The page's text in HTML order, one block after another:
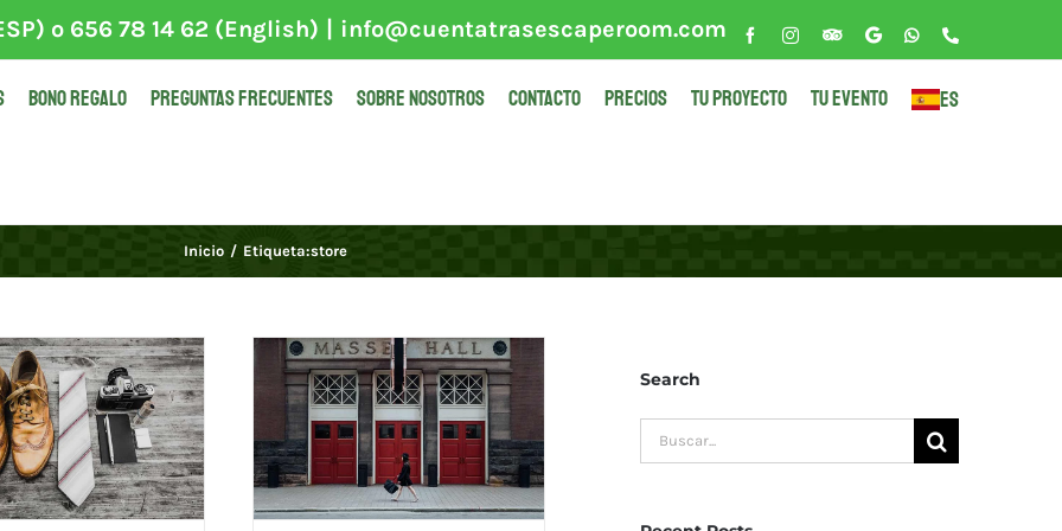
o 656 78 14 62 (English) info@cuentatrasescaperoom.com FacebookInstagramTripadvisor
GoogleWhatsApp
BONO REGALO PREGUNTAS FRECUENTES SOBRE NOSOTROS CONTACTO PRECIOS TU PROYECTO TU EVENTO ES
Inicio Etiqueta:store
Search
Buscar: